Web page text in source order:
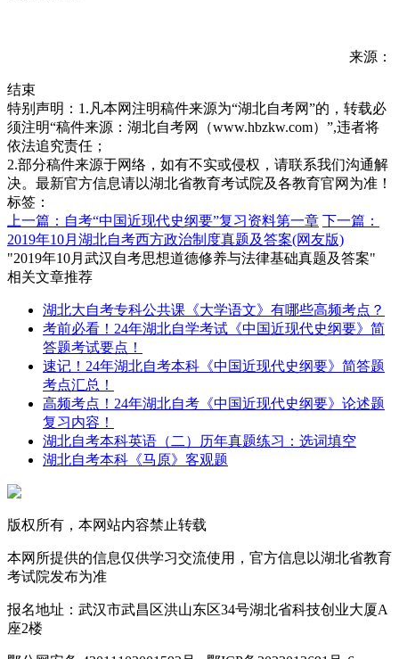
来源：
结束
特别声明：1.凡本网注明稿件来源为“湖北自考网”的，转载必
须注明“稿件来源：湖北自考网（www.hbzkw.com）”,违者将
依法追究责任；
2.部分稿件来源于网络，如有不实或侵权，请联系我们沟通解
决。最新官方信息请以湖北省教育考试院及各教育官网为准！
标签：
上一篇：自考“中国近现代史纲要”复习资料第一章 下一篇：
2019年10月湖北自考西方政治制度真题及答案(网友版)
"2019年10月武汉自考思想道德修养与法律基础真题及答案"
相关文章推荐
湖北大自考专科公共课《大学语文》有哪些高频考点？
考前必看！24年湖北自学考试《中国近现代史纲要》简
答题考试要点！
速记！24年湖北自考本科《中国近现代史纲要》简答题
考点汇总！
高频考点！24年湖北自考《中国近现代史纲要》论述题
复习内容！
湖北自考本科英语（二）历年真题练习：选词填空
湖北自考本科《马原》客观题
版权所有，本网站内容禁止转载
本网所提供的信息仅供学习交流使用，官方信息以湖北省教育
考试院发布为准
报名地址：武汉市武昌区洪山东区34号湖北省科技创业大厦A
座2楼